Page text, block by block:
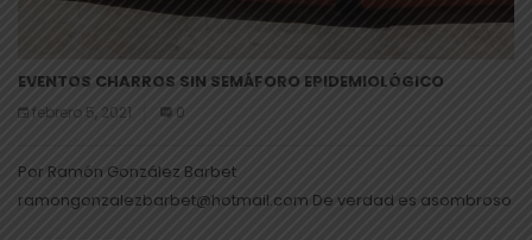
EVENTOS CHARROS SIN SEMÁFORO EPIDEMIOLÓGICO
febrero 5, 2021 0
Por Ramón González Barbet
ramongonzalezbarbet@hotmail.com De verdad es asombroso